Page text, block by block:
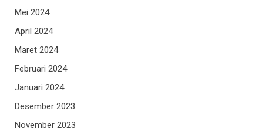
Mei 2024
April 2024
Maret 2024
Februari 2024
Januari 2024
Desember 2023
November 2023